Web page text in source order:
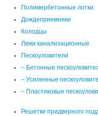
Полимербетонные лотки
Дождеприемники
Колодцы
Люки канализационные
Пескоуловители
– Бетонные
– Усиленные
– Пластиковые
Решетки придверного